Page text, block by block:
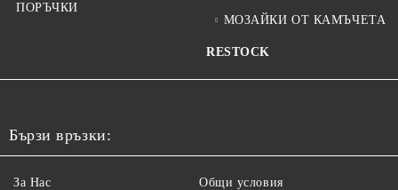
ПОРЪЧКИ
МОЗАЙКИ ОТ КАМЪЧЕТА
RESTOCK
Бързи връзки:
За Нас Общи условия